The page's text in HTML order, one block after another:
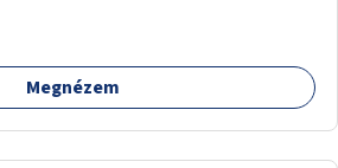
Megnézem